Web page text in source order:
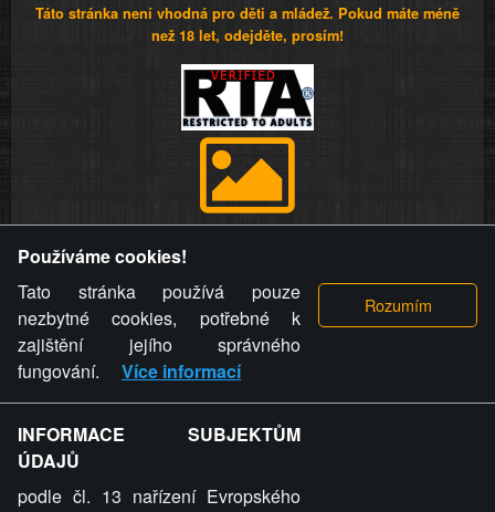
Táto stránka není vhodná pro děti a mládež. Pokud máte méně
než 18 let, odejděte, prosím!
videa a komentáře. Osoba, které se toto opatření provozovatele
stránky týče, ani osoba, která umístila fotografii nebo video na
stránku, nemůže z důvodu odstranění fotografie, videa nebo
komentáře pro výše uvedenou okolnost uplatnit vůči
provozovateli stránky žádný nárok na náhradu škody nebo
nemajetkové újmy.
ZVRÁCENÝ.CZ - Svět není zvrácenej. To jen
ty lidi...
Používáme cookies!
Tato stránka používá pouze
nezbytné cookies, potřebné k
zajištění jejího správného
fungování.
Více informací
INFORMACE SUBJEKTŮM
ÚDAJŮ
podle čl. 13 nařízení Evropského